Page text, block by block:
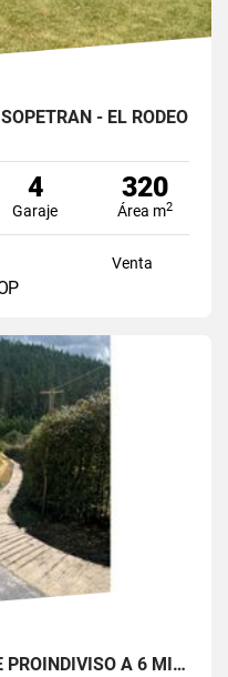
- EL RODEO
4
Garaje
320
Área m2
Venta
LOTE DE 500 M2 EN GUARNE PROINDIVISO A 6 MINUTOS DE LA AUTOPISTA